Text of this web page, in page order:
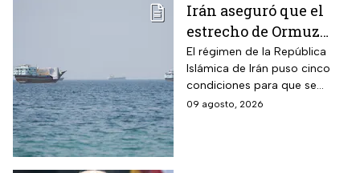
Irán aseguró que el
estrecho de Ormuz
seguirá bloqueado
hasta que EUA acepte
“sus condiciones”
El régimen de la República
Islámica de Irán puso cinco
condiciones para que se
reabra el estrecho de Ormuz
09 agosto, 2026